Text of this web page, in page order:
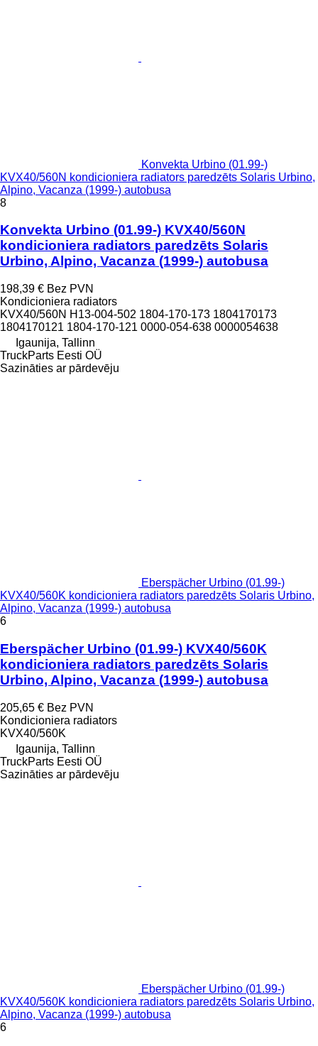
Konvekta Urbino (01.99-)
KVX40/560N kondicioniera radiators paredzēts Solaris Urbino,
Alpino, Vacanza (1999-) autobusa
8
Konvekta Urbino (01.99-) KVX40/560N
kondicioniera radiators paredzēts Solaris
Urbino, Alpino, Vacanza (1999-) autobusa
198,39 € Bez PVN
Kondicioniera radiators
KVX40/560N H13-004-502 1804-170-173 1804170173
1804170121 1804-170-121 0000-054-638 0000054638
Igaunija, Tallinn
TruckParts Eesti OÜ
Sazināties ar pārdevēju
Eberspächer Urbino (01.99-)
KVX40/560K kondicioniera radiators paredzēts Solaris Urbino,
Alpino, Vacanza (1999-) autobusa
6
Eberspächer Urbino (01.99-) KVX40/560K
kondicioniera radiators paredzēts Solaris
Urbino, Alpino, Vacanza (1999-) autobusa
205,65 € Bez PVN
Kondicioniera radiators
KVX40/560K
Igaunija, Tallinn
TruckParts Eesti OÜ
Sazināties ar pārdevēju
Eberspächer Urbino (01.99-)
KVX40/560K kondicioniera radiators paredzēts Solaris Urbino,
Alpino, Vacanza (1999-) autobusa
6